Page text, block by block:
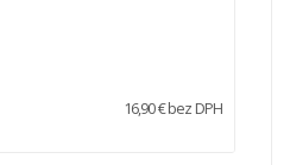
16,90 € bez DPH